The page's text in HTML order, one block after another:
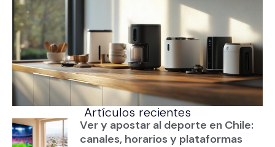
Artículos recientes
Ver y apostar al deporte en Chile:
canales, horarios y plataformas